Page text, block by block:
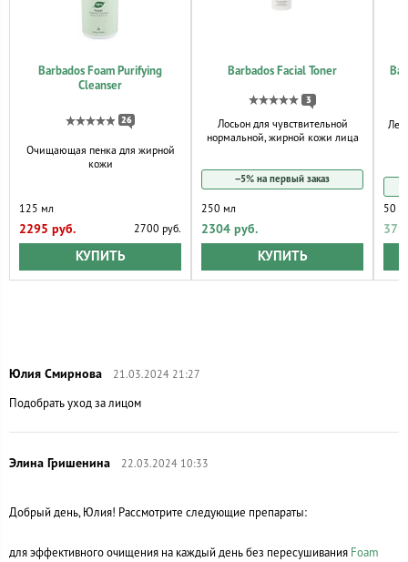
Barbados Foam Purifying
Cleanser
26
Очищающая пенка для жирной
кожи
125 мл
2295 руб. 2700 руб.
КУПИТЬ
Barbados Facial Toner
3
Лосьон для чувствительной
нормальной, жирной кожи лица
−5% на первый заказ
250 мл
2304 руб.
КУПИТЬ
50
21.03.2024 21:27
Подобрать уход за лицом
22.03.2024 10:33
Добрый день, Юлия! Рассмотрите следующие препараты:
для эффективного очищения на каждый день без пересушивания Foam